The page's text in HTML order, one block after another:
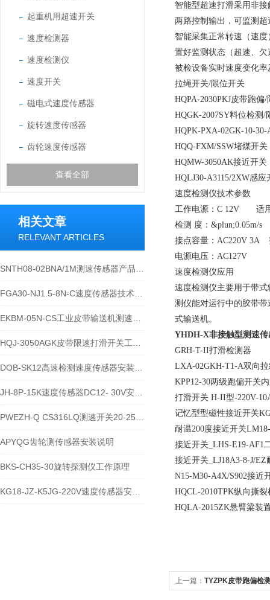
起重机用超速开关
速度检测器
速度检测仪
速度开关
磁电式速度传感器
旋转速度传感器
齿轮速度传感器
查看全部
相关文章
RELEVANT ARTICLES
APYQG齿轮测传感器安装说明
BKS-CH35-30旋转探测仪工作原理
智能型超速打滑采用非
两路控制输出，可监测
智能采集正常转速（速
置好监测状态（超速、
被检设备实时速度变化
拉绳开关/限位开关
HQPA-2030PKJ皮带跑偏
HQGK-2007SY料位检测/
HQPK-PXA-02GK-10-
HQQ-FXM/SSW堵煤开关
HQMW-3050AK接近开关
HQLJ30-A3115/2XW感应
速度检测仪技术参数
工作电源：C 12V
检测 度：&plun;0.05m/
接点容量：AC220V
电源电压：AC127V
速度检测仪应用
速度检测仪主要用于带
测仪能对运行中的胶带
式输送机。
YHDH-X非接触型测速传
GRH-T-II打滑检测器
LXA-02GKH-T1-A双向
KPP12-30两级跑偏开关
打滑开关 H-II型-220V-
记忆型型磁性接近开关
耐温200度接近开关
接近开关_LHS-E19-AF1
接近开关_LJ18A3-8-J/EZ
N15-M30-A4X/S902接近
HQCL-2010TPK纵向撕
HQLA-2015ZK悬臂梁装
上一篇： TYZPK皮带跑偏检